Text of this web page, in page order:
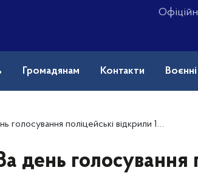
Громадянам Контакти
поліцейські відкрили 159 кримінальних проваджень за фактами порушень під час виборів (Станом 00.00)
день голосування